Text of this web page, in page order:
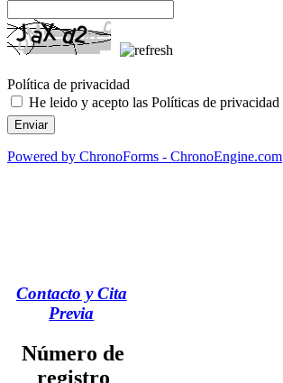
Política de privacidad
He leido y acepto las Políticas de privacidad
Powered by ChronoForms - ChronoEngine.com
Contacto y Cita
Previa
Número de
registro